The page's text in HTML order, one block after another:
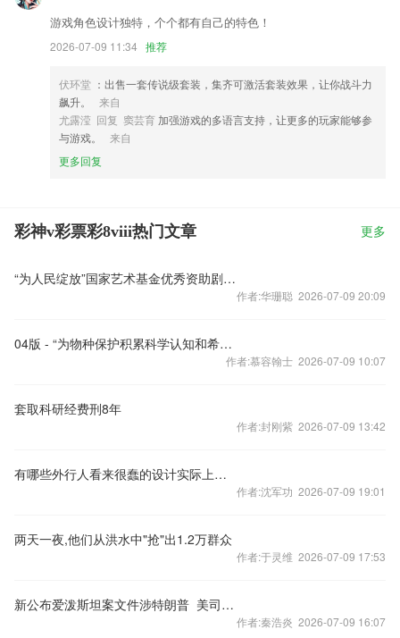
游戏角色设计独特，个个都有自己的特色！
2026-07-09 11:34 推荐
伏环堂 ：出售一套传说级套装，集齐可激活套装效果，让你战斗力
飙升。
来自
尤露滢 回复 窦芸育 加强游戏的多语言支持，让更多的玩家能够参
与游戏。
来自
更多回复
彩神v彩票彩8viii热门文章 更多
“为人民绽放”国家艺术基金优秀资助剧目新春展播活动启动
作者:华珊聪 2026-07-09 20:09
04版 - “为物种保护积累科学认知和希望”（美丽中国行·探访三江源）
作者:慕容翰士 2026-07-09 10:07
套取科研经费刑8年
作者:封刚紫 2026-07-09 13:42
有哪些外行人看来很蠢的设计实际上却是精妙无比？
作者:沈军功 2026-07-09 19:01
两天一夜,他们从洪水中"抢"出1.2万群众
作者:于灵维 2026-07-09 17:53
新公布爱泼斯坦案文件涉特朗普 美司法部：部分内容不实
作者:秦浩炎 2026-07-09 16:07